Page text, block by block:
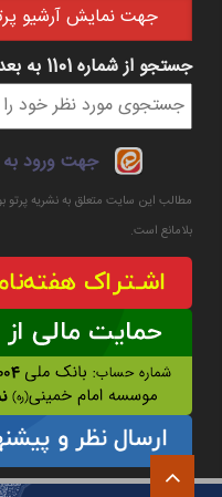
جهت نمايش آرشيو پرتو تا شماره 1100
فرم جستجو
جستجو از شماره 1101 به بعد
جهت ورود به
مطالب این سایت متعلق به نشریه پرتو
بلامانع است.